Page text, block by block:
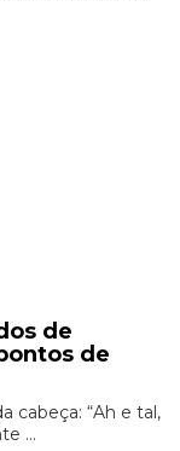
de
de
cabeça: “Ah e tal,
...